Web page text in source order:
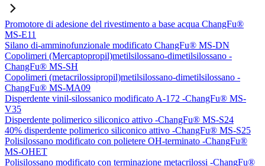
Promotore di adesione del rivestimento a base acqua ChangFu®
MS-E11
Silano di-amminofunzionale modificato ChangFu® MS-DN
Copolimeri (Mercaptopropil)metilsilossano-dimetilsilossano -
ChangFu® MS-SH
Copolimeri (metacrilossipropil)metilsilossano-dimetilsilossano -
ChangFu® MS-MA09
Disperdente vinil-silossanico modificato A-172 -ChangFu® MS-
V35
Disperdente polimerico siliconico attivo -ChangFu® MS-S24
40% disperdente polimerico siliconico attivo -ChangFu® MS-S25
Polisilossano modificato con polietere OH-terminato -ChangFu®
MS-OHET
Polisilossano modificato con terminazione metacrilossi -ChangFu®